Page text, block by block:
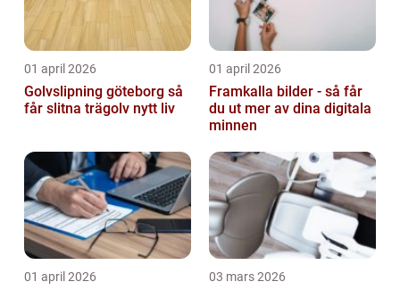
01 april 2026
Golvslipning göteborg så
får slitna trägolv nytt liv
01 april 2026
Framkalla bilder - så får
du ut mer av dina digitala
minnen
01 april 2026 03 mars 2026